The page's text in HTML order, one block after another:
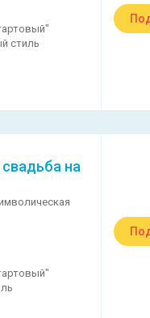
стиль
на